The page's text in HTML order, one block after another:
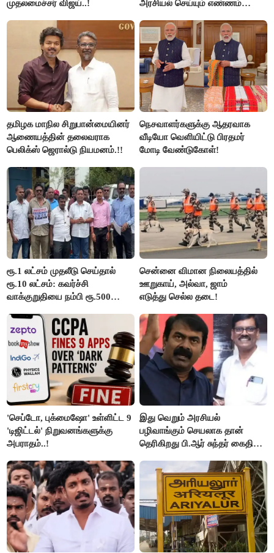
முதலமைச்சர் விஜய்..!
அரசியல் செய்யும் எண்ணம்
விஜய் பதில்!
தமிழக மாநில சிறுபான்மையினர்
ஆணையத்தின் தலைவராக
பெலிக்ஸ் ஜெரால்டு நியமனம்.!!
நெசவாளர்களுக்கு ஆதரவாக
வீடியோ வெளியிட்டு பிரதமர்
மோடி வேண்டுகோள்!
ரூ.1 லட்சம் முதலீடு செய்தால்
ரூ.10 லட்சம்: கவர்ச்சி
வாக்குறுதியை நம்பி ரூ.500
மக்கள்!
சென்னை விமான நிலையத்தில்
ஊறுகாய், அல்வா, ஜாம்
எடுத்து செல்ல தடை!
'செப்டோ, புக்மைஷோ' உள்ளிட்ட 9
'டிஜிட்டல்' நிறுவனங்களுக்கு
அபராதம்..!
இது வெறும் அரசியல்
பழிவாங்கும் செயலாக தான்
தெரிகிறது பி.ஆர் சுந்தர் கைதிற்கு